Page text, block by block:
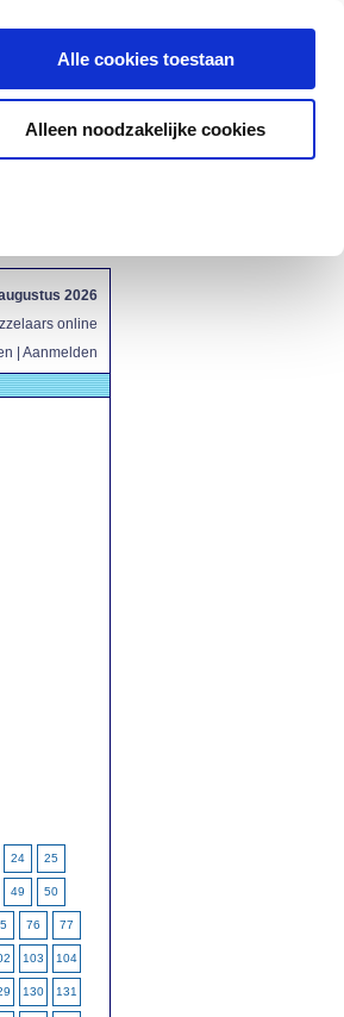
Alle cookies toestaan
Alleen noodzakelijke cookies
2026
online
Aanmelden
24 25
49 50
76 77
103 104
130 131